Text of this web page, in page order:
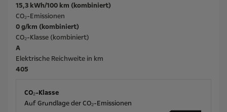
15,3 kWh/100 km (kombiniert)
CO₂-Emissionen
0 g/km (kombiniert)
CO₂-Klasse (kombiniert)
A
Elektrische Reichweite in km
405
CO₂-Klasse
Auf Grundlage der CO₂-Emissionen